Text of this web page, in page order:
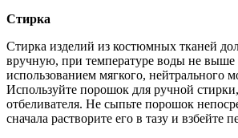
Стирка
Стирка изделий из костюмных тканей
вручную, при температуре воды не выше
использованием мягкого, нейтрального
Используйте порошок для ручной
отбеливателя. Не сыпьте порошок
сначала растворите его в тазу и взбейте